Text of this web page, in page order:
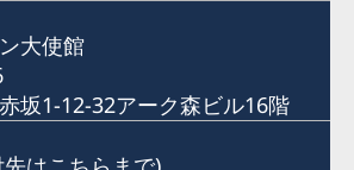
大使館
坂1-12-32アーク森ビル16階